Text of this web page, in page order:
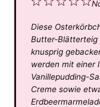
t
a
r
s
t
a
r
s
t
a
r
s
t
a
r
s
t
a
r
Diese
Butter-Blätterteig
knusprig
werden mit einer
Vanillepudding-
Creme sowie